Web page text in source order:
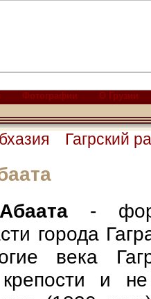
Фотографии О Грузии
Гагрский
-
города
века
и